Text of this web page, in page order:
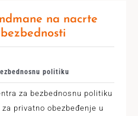
na nacrte
politiku
za bezbednosnu politiku
privatno obezbeđenje u